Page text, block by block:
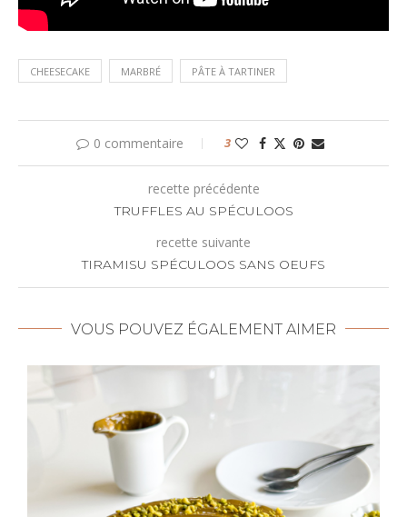
CHEESECAKE MARBRÉ PÂTE À TARTINER
0 commentaire 3
recette précédente
TRUFFLES AU SPÉCULOOS
recette suivante
TIRAMISU SPÉCULOOS SANS OEUFS
VOUS POUVEZ ÉGALEMENT AIMER